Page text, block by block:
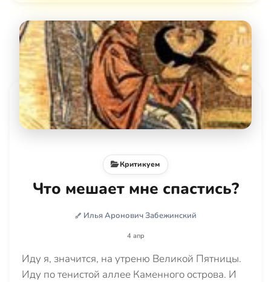
Критикуем
Что мешает мне спастись?
Илья Аронович Забежинский
4 апр
Иду я, значится, на утреню Великой Пятницы.
Иду по тенистой аллее Каменного острова. И